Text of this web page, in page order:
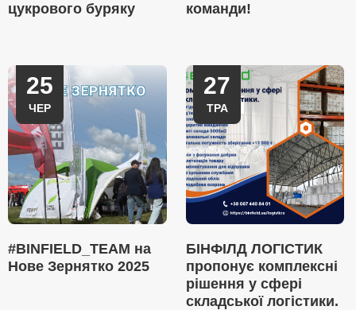
цукрового буряку
команди!
25
ЧЕР
#BINFIELD_TEAM на
Нове Зернятко 2025
27
ТРА
БІНФІЛД ЛОГІСТИК
пропонує комплексні
рішення у сфері
складської логістики.